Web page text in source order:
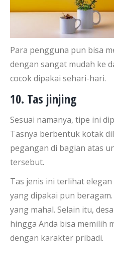
Para pengguna pun bisa
dengan sangat mudah ke
cocok dipakai sehari-hari.
10. Tas jinjing
Sesuai namanya, tipe ini
Tasnya berbentuk kotak
pegangan di bagian atas
tersebut.
Tas jenis ini terlihat
yang dipakai pun
yang mahal. Selain itu,
hingga Anda bisa memilih
dengan karakter pribadi.